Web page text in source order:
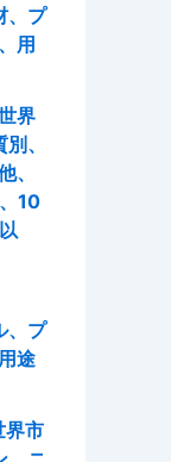
、プ
用
界
、
、
10
、プ
途
界市